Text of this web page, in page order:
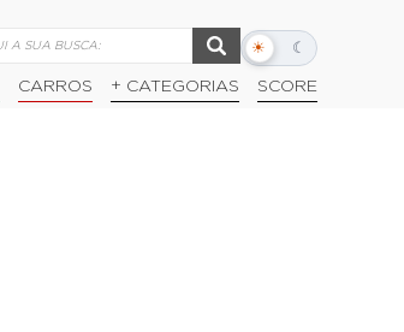
☀ ☾
Alternar
escuro
CARROS + CATEGORIAS SCORE